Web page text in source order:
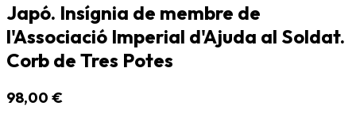
Japó. Insígnia de membre de
l'Associació Imperial d'Ajuda al Soldat.
Corb de Tres Potes
98,00 €